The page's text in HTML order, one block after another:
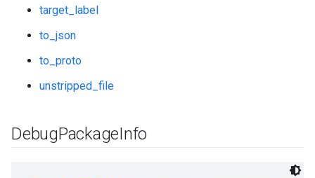
target_label
to_json
to_proto
unstripped_file
DebugPackageInfo